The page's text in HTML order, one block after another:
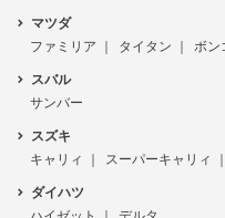
マツダ
ファミリア
タイタン ボン
スバル
サンバー
スズキ
キャリィ
スーパーキャリィ
ダイハツ